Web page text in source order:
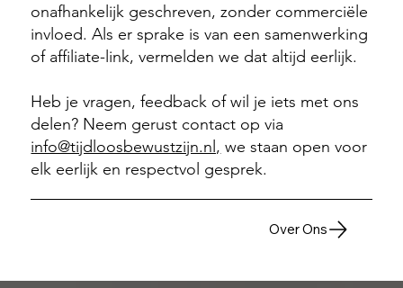
onafhankelijk geschreven, zonder commerciële
invloed. Als er sprake is van een samenwerking
of affiliate-link, vermelden we dat altijd eerlijk.
Heb je vragen, feedback of wil je iets met ons
delen? Neem gerust contact op via
info@tijdloosbewustzijn.nl, we staan open voor
elk eerlijk en respectvol gesprek.
Over Ons